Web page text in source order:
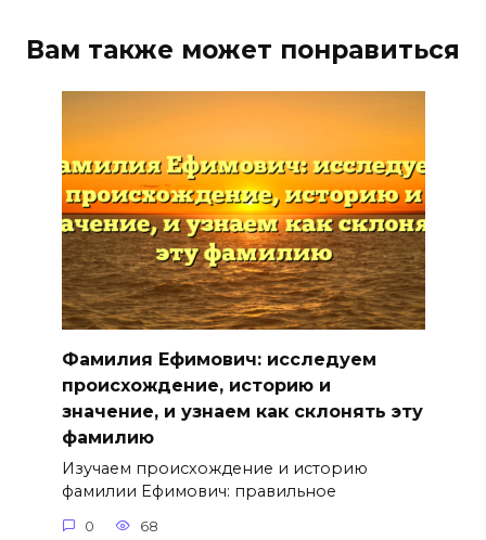
Вам также может понравиться
Фамилия Ефимович: исследуем
происхождение, историю и
значение, и узнаем как склонять эту
фамилию
Изучаем происхождение и историю
фамилии Ефимович: правильное
0 68